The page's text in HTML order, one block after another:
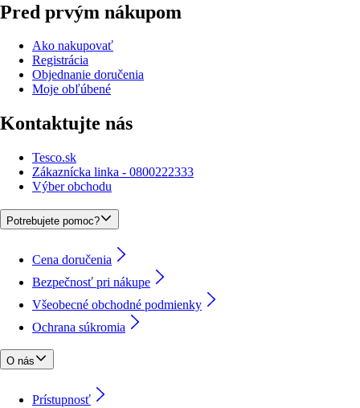
Pred prvým nákupom
Ako nakupovať
Registrácia
Objednanie doručenia
Moje obľúbené
Kontaktujte nás
Tesco.sk
Zákaznícka linka - 0800222333
Výber obchodu
Potrebujete pomoc?
Cena doručenia
Bezpečnosť pri nákupe
Všeobecné obchodné podmienky
Ochrana súkromia
O nás
Prístupnosť